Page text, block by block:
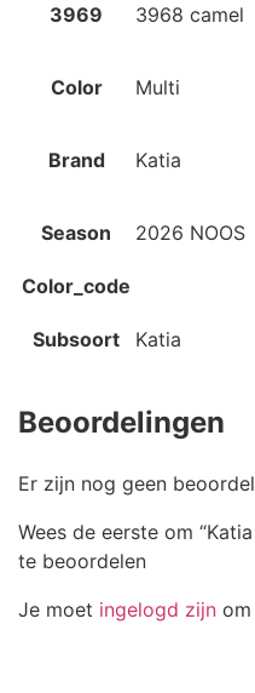
3969
3968 camel
Color Multi
Brand Katia
Season 2026 NOOS
Color_code
Subsoort Katia
Beoordelingen
Er zijn nog geen
Wees de eerste om
te beoordelen
Je moet ingelogd zijn